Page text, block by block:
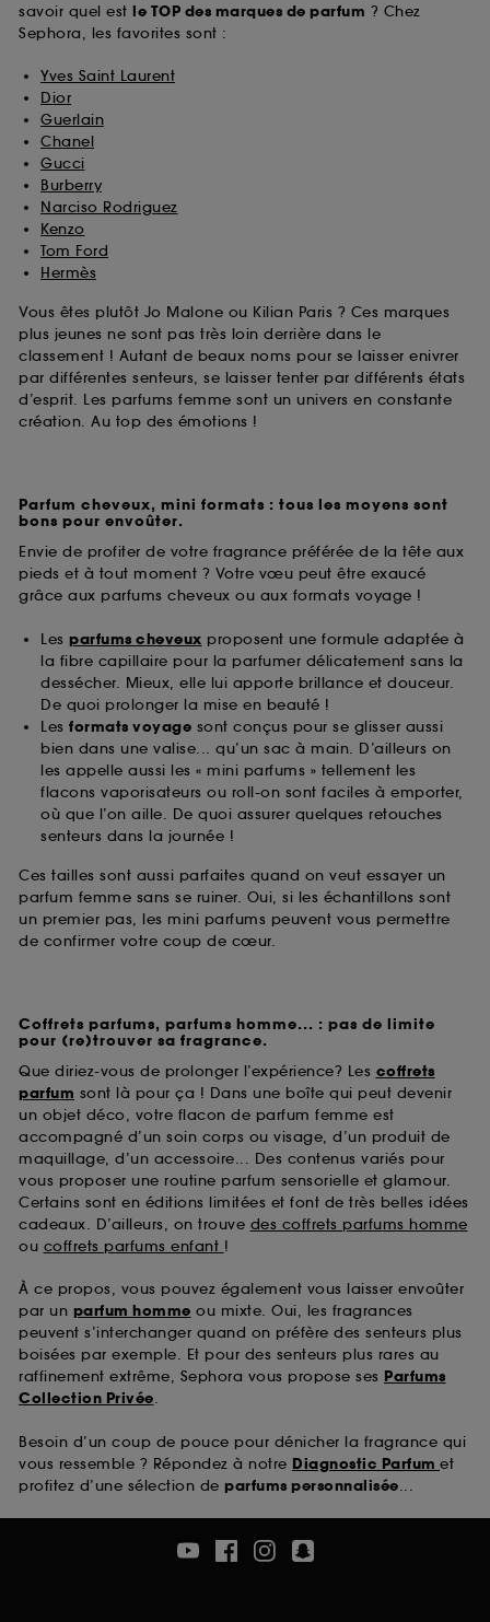
savoir quel est le TOP des marques de parfum ? Chez
Sephora, les favorites sont :
Yves Saint Laurent
Dior
Guerlain
Chanel
Gucci
Burberry
Narciso Rodriguez
Kenzo
Tom Ford
Hermès
Vous êtes plutôt Jo Malone ou Kilian Paris ? Ces marques
plus jeunes ne sont pas très loin derrière dans le
classement ! Autant de beaux noms pour se laisser enivrer
par différentes senteurs, se laisser tenter par différents états
d’esprit. Les parfums femme sont un univers en constante
création. Au top des émotions !
Parfum cheveux, mini formats : tous les moyens sont
bons pour envoûter.
Envie de profiter de votre fragrance préférée de la tête aux
pieds et à tout moment ? Votre vœu peut être exaucé
grâce aux parfums cheveux ou aux formats voyage !
Les parfums cheveux proposent une formule adaptée à
la fibre capillaire pour la parfumer délicatement sans la
dessécher. Mieux, elle lui apporte brillance et douceur.
De quoi prolonger la mise en beauté !
Les formats voyage sont conçus pour se glisser aussi
bien dans une valise... qu’un sac à main. D’ailleurs on
les appelle aussi les « mini parfums » tellement les
flacons vaporisateurs ou roll-on sont faciles à emporter,
où que l’on aille. De quoi assurer quelques retouches
senteurs dans la journée !
Ces tailles sont aussi parfaites quand on veut essayer un
parfum femme sans se ruiner. Oui, si les échantillons sont
un premier pas, les mini parfums peuvent vous permettre
de confirmer votre coup de cœur.
Coffrets parfums, parfums homme... : pas de limite
pour (re)trouver sa fragrance.
Que diriez-vous de prolonger l’expérience? Les coffrets
parfum sont là pour ça ! Dans une boîte qui peut devenir
un objet déco, votre flacon de parfum femme est
accompagné d’un soin corps ou visage, d’un produit de
maquillage, d’un accessoire... Des contenus variés pour
vous proposer une routine parfum sensorielle et glamour.
Certains sont en éditions limitées et font de très belles idées
cadeaux. D’ailleurs, on trouve des coffrets parfums homme
ou coffrets parfums enfant !
À ce propos, vous pouvez également vous laisser envoûter
par un parfum homme ou mixte. Oui, les fragrances
peuvent s’interchanger quand on préfère des senteurs plus
boisées par exemple. Et pour des senteurs plus rares au
raffinement extrême, Sephora vous propose ses Parfums
Collection Privée.
Besoin d’un coup de pouce pour dénicher la fragrance qui
vous ressemble ? Répondez à notre Diagnostic Parfum et
profitez d’une sélection de parfums personnalisée...